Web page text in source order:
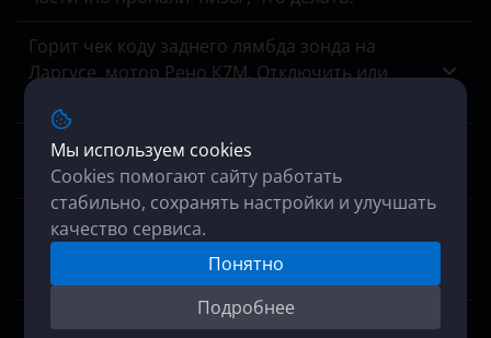
Мы используем cookies
Cookies помогают сайту работать
стабильно, сохранять настройки и улучшать
качество сервиса.
Понятно
Подробнее
Горит чек коду заднего лямбда зонда на
Ларгусе, мотор Рено К7М. Отключить или
Хочу отключить иммобилайзер на патриоте,
задолбал. Возможность, плюсы, минусы?
Диагностика показала пропуски зажигания,
специалист сказал, что мотор в порядке,
виновата программа, можно исправить?
У меня на Туареге нет сажевого фильтра,